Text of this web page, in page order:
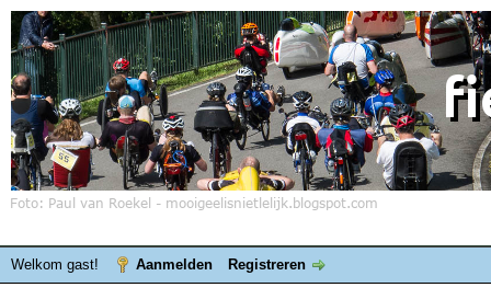
Welkom gast! Aanmelden Registreren